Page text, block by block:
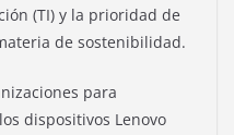
(TI) y la prioridad de
de sostenibilidad.
para
dispositivos Lenovo